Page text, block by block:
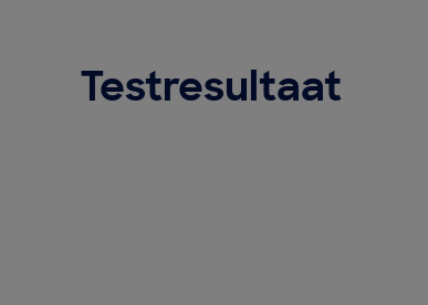
Testresultaat